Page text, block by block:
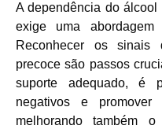
A dependência do
exige uma abordagem
Reconhecer os
precoce são passos
suporte adequado, é
negativos e
melhorando também